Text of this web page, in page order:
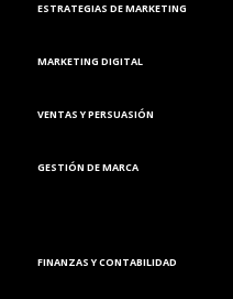
ESTRATEGIAS DE MARKETING
MARKETING DIGITAL
VENTAS Y PERSUASIÓN
GESTIÓN DE MARCA
FINANZAS Y CONTABILIDAD